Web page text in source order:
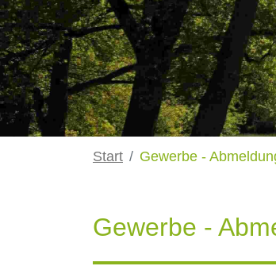
Start Gewerbe -
Gewerbe -